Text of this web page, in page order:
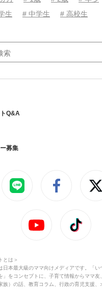
生 # 中学生 # 高校生
Q&A
募集
とは＞
日本最大級のママ向けメディアです。「い
」をコンセプトに、子育て情報からママ友
族）の話、教育コラム、行政の育児支援